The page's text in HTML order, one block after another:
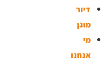
דיור
מוגן
מי
אנחנו